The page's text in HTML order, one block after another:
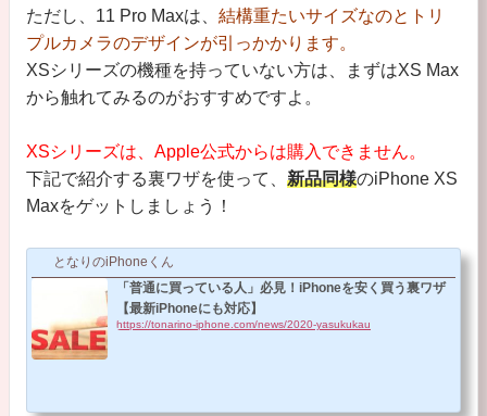
ただし、11 Pro Maxは、 結構重たいサイズなのとトリ
プルカメラのデザインが引っかかります。
XSシリーズの機種を持っていない方は、まずはXS Max
から触れてみるのがおすすめですよ。
XSシリーズは、Apple公式からは購入できません。
下記で紹介する裏ワザを使って、 新品同様のiPhone XS
Maxをゲットしましょう！
となりのiPhoneくん
「普通に買っている人」必見！iPhoneを安く買う裏ワザ
【最新iPhoneにも対応】
https://tonarino-iphone.com/news/2020-yasukukau